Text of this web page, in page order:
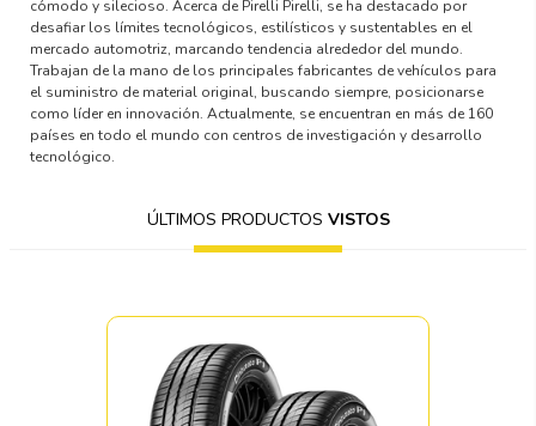
cómodo y silecioso. Acerca de Pirelli Pirelli, se ha destacado por
desafiar los límites tecnológicos, estilísticos y sustentables en el
mercado automotriz, marcando tendencia alrededor del mundo.
Trabajan de la mano de los principales fabricantes de vehículos para
el suministro de material original, buscando siempre, posicionarse
como líder en innovación. Actualmente, se encuentran en más de 160
países en todo el mundo con centros de investigación y desarrollo
tecnológico.
ÚLTIMOS PRODUCTOS VISTOS